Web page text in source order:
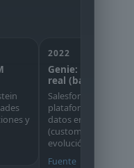
y
2022
Genie: datos en
real (base de
Salesforce anuncia
plataforma para
datos en tiempo real
(customer graph),
evolución de Data
Fuente